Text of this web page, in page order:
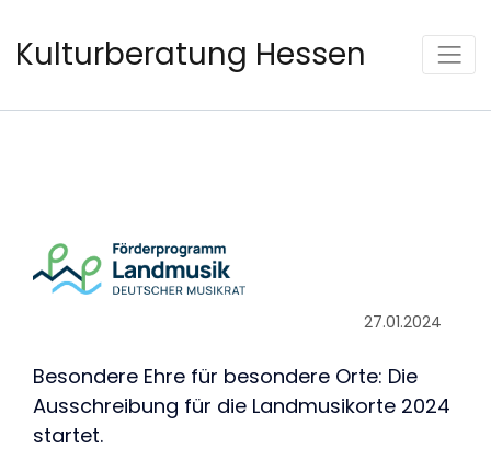
Kulturberatung Hessen
27.01.2024
Besondere Ehre für besondere Orte: Die
Ausschreibung für die Landmusikorte 2024
startet.